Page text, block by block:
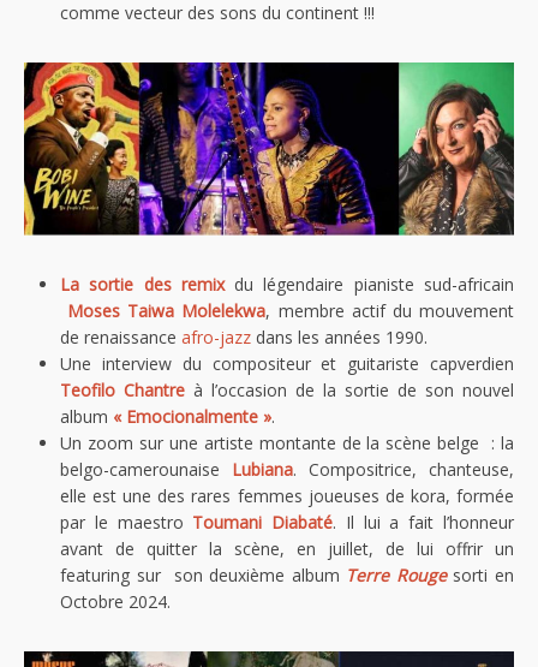
comme vecteur des sons du continent !!!
La sortie des remixdu légendaire pianiste sud-africain
Moses Taiwa Molelekwa, membre actif du mouvement
de renaissance afro-jazz dans les années 1990.
Une interview du compositeur et guitariste capverdien
Teofilo Chantre à l’occasion de la sortie de son nouvel
album « Emocionalmente ».
Un zoom sur une artiste montante de la scène belge : la
belgo-camerounaise Lubiana. Compositrice, chanteuse,
elle est une des rares femmes joueuses de kora, formée
par le maestro Toumani Diabaté. Il lui a fait l’honneur
avant de quitter la scène, en juillet, de lui offrir un
featuring sur son deuxième album Terre Rougesorti en
Octobre 2024.